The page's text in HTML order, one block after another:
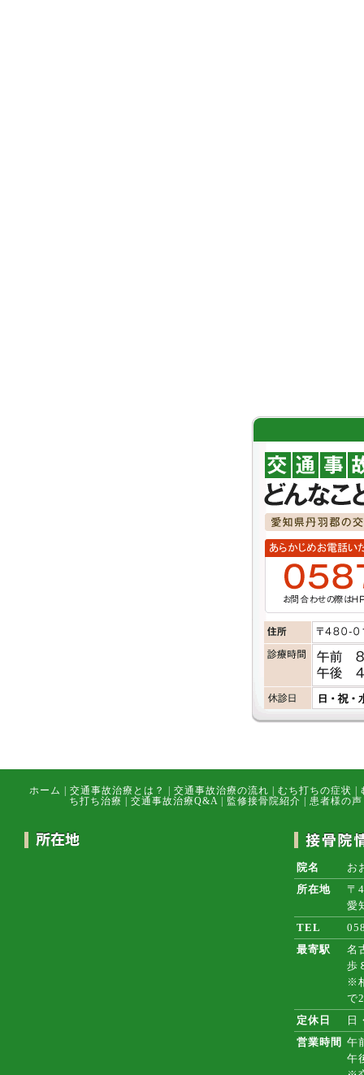
ホーム 交通事故治療とは？ 交通事故治療の流れ むち打ちの症状
ち打ち治療
交通事故治療Q&A 監修接骨院紹介 患者様の声
院名
お
所在地
〒
愛
TEL
最寄駅
名
歩
※
で
定休日
日
営業時間 午
午